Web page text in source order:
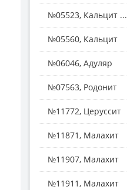
№05523, Кальцит ...
№05560, Кальцит
№06046, Адуляр
№07563, Родонит
№11772, Церуссит
№11871, Малахит
№11907, Малахит
№11911, Малахит